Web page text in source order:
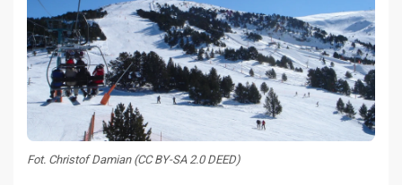
Fot. Christof Damian (CC BY-SA 2.0 DEED)